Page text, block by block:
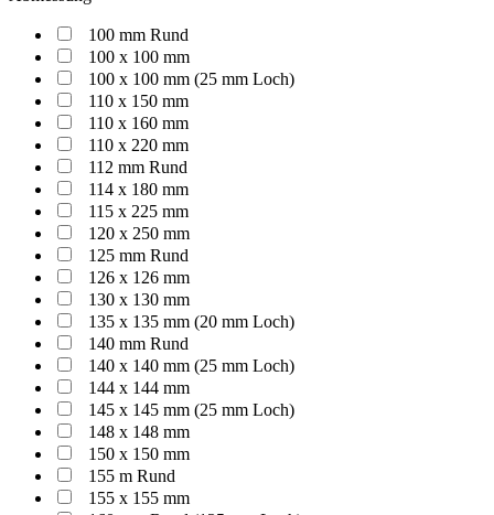
100 mm Rund
100 x 100 mm
100 x 100 mm (25 mm Loch)
110 x 150 mm
110 x 160 mm
110 x 220 mm
112 mm Rund
114 x 180 mm
115 x 225 mm
120 x 250 mm
125 mm Rund
126 x 126 mm
130 x 130 mm
135 x 135 mm (20 mm Loch)
140 mm Rund
140 x 140 mm (25 mm Loch)
144 x 144 mm
145 x 145 mm (25 mm Loch)
148 x 148 mm
150 x 150 mm
155 m Rund
155 x 155 mm